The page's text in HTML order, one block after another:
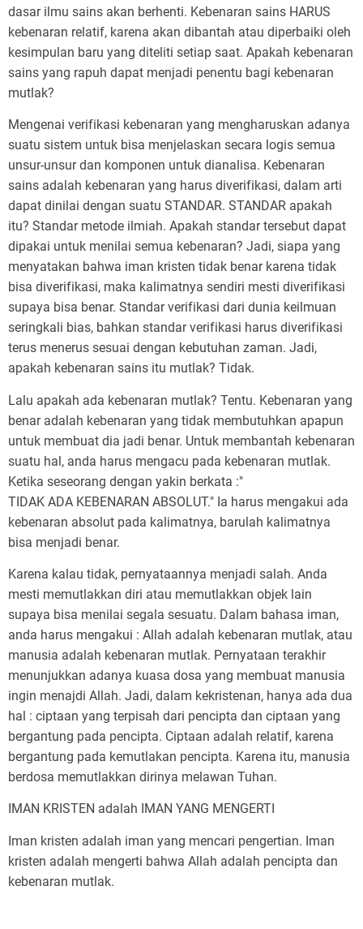
dasar ilmu sains akan berhenti. Kebenaran sains HARUS
kebenaran relatif, karena akan dibantah atau diperbaiki oleh
kesimpulan baru yang diteliti setiap saat. Apakah kebenaran
sains yang rapuh dapat menjadi penentu bagi kebenaran
mutlak?
Mengenai verifikasi kebenaran yang mengharuskan adanya
suatu sistem untuk bisa menjelaskan secara logis semua
unsur-unsur dan komponen untuk dianalisa. Kebenaran
sains adalah kebenaran yang harus diverifikasi, dalam arti
dapat dinilai dengan suatu STANDAR. STANDAR apakah
itu? Standar metode ilmiah. Apakah standar tersebut dapat
dipakai untuk menilai semua kebenaran? Jadi, siapa yang
menyatakan bahwa iman kristen tidak benar karena tidak
bisa diverifikasi, maka kalimatnya sendiri mesti diverifikasi
supaya bisa benar. Standar verifikasi dari dunia keilmuan
seringkali bias, bahkan standar verifikasi harus diverifikasi
terus menerus sesuai dengan kebutuhan zaman. Jadi,
apakah kebenaran sains itu mutlak? Tidak.
Lalu apakah ada kebenaran mutlak? Tentu. Kebenaran yang
benar adalah kebenaran yang tidak membutuhkan apapun
untuk membuat dia jadi benar. Untuk membantah kebenaran
suatu hal, anda harus mengacu pada kebenaran mutlak.
Ketika seseorang dengan yakin berkata :"
TIDAK ADA KEBENARAN ABSOLUT." Ia harus mengakui ada
kebenaran absolut pada kalimatnya, barulah kalimatnya
bisa menjadi benar.
Karena kalau tidak, pernyataannya menjadi salah. Anda
mesti memutlakkan diri atau memutlakkan objek lain
supaya bisa menilai segala sesuatu. Dalam bahasa iman,
anda harus mengakui : Allah adalah kebenaran mutlak, atau
manusia adalah kebenaran mutlak. Pernyataan terakhir
menunjukkan adanya kuasa dosa yang membuat manusia
ingin menajdi Allah. Jadi, dalam kekristenan, hanya ada dua
hal : ciptaan yang terpisah dari pencipta dan ciptaan yang
bergantung pada pencipta. Ciptaan adalah relatif, karena
bergantung pada kemutlakan pencipta. Karena itu, manusia
berdosa memutlakkan dirinya melawan Tuhan.
IMAN KRISTEN adalah IMAN YANG MENGERTI
Iman kristen adalah iman yang mencari pengertian. Iman
kristen adalah mengerti bahwa Allah adalah pencipta dan
kebenaran mutlak.